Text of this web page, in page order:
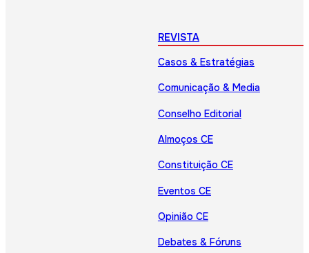
REVISTA
Casos & Estratégias
Comunicação & Media
Conselho Editorial
Almoços CE
Constituição CE
Eventos CE
Opinião CE
Debates & Fóruns